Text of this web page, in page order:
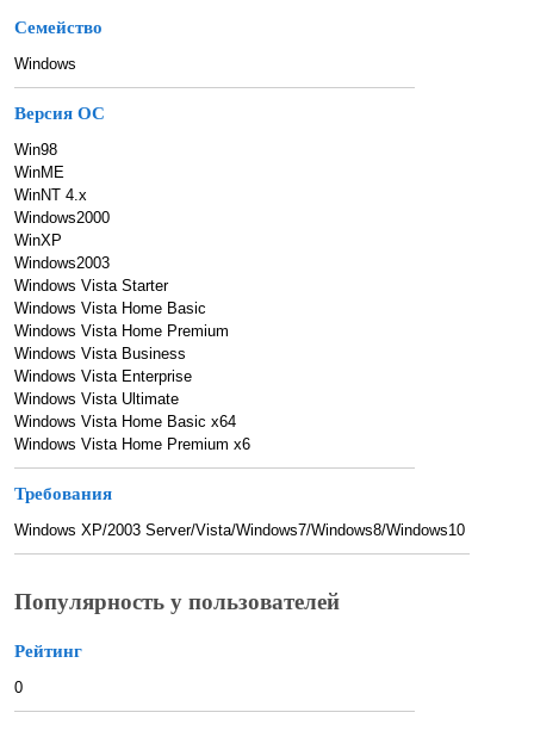
Семейство
Windows
Версия ОС
Win98
WinME
WinNT 4.x
Windows2000
WinXP
Windows2003
Windows Vista Starter
Windows Vista Home Basic
Windows Vista Home Premium
Windows Vista Business
Windows Vista Enterprise
Windows Vista Ultimate
Windows Vista Home Basic x64
Windows Vista Home Premium x6
Требования
Windows XP/2003 Server/Vista/Windows7/Windows8/Windows10
Популярность у пользователей
Рейтинг
0